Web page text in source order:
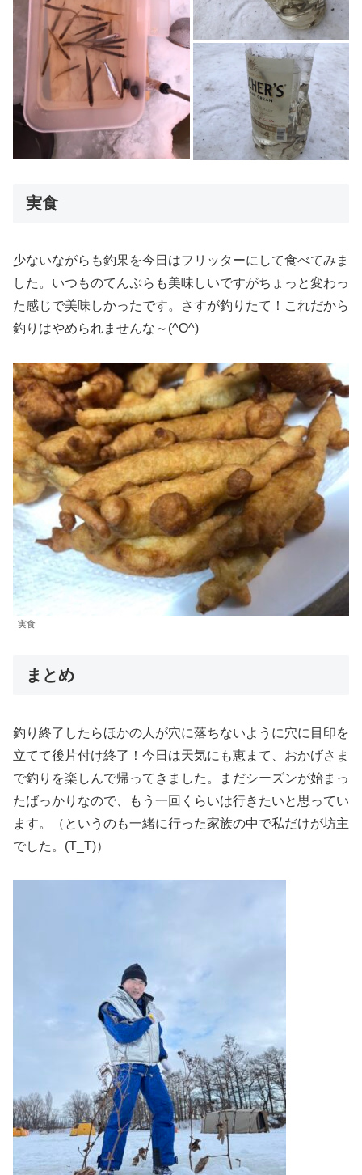
実食
少ないながらも釣果を今日はフリッターにして食べてみま
した。いつものてんぷらも美味しいですがちょっと変わっ
た感じで美味しかったです。さすが釣りたて！これだから
釣りはやめられませんな～(^O^)
実食
まとめ
釣り終了したらほかの人が穴に落ちないように穴に目印を
立てて後片付け終了！今日は天気にも恵まて、おかげさま
で釣りを楽しんで帰ってきました。まだシーズンが始まっ
たばっかりなので、もう一回くらいは行きたいと思ってい
ます。（というのも一緒に行った家族の中で私だけが坊主
でした。(T_T)）